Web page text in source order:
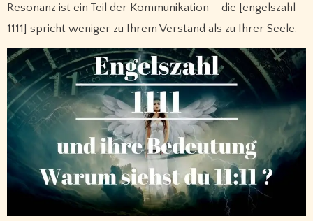
Resonanz ist ein Teil der Kommunikation – die [engelszahl
1111] spricht weniger zu Ihrem Verstand als zu Ihrer Seele.